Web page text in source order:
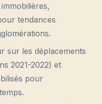
tendances
sur les déplacements
2021-2022) et
pour